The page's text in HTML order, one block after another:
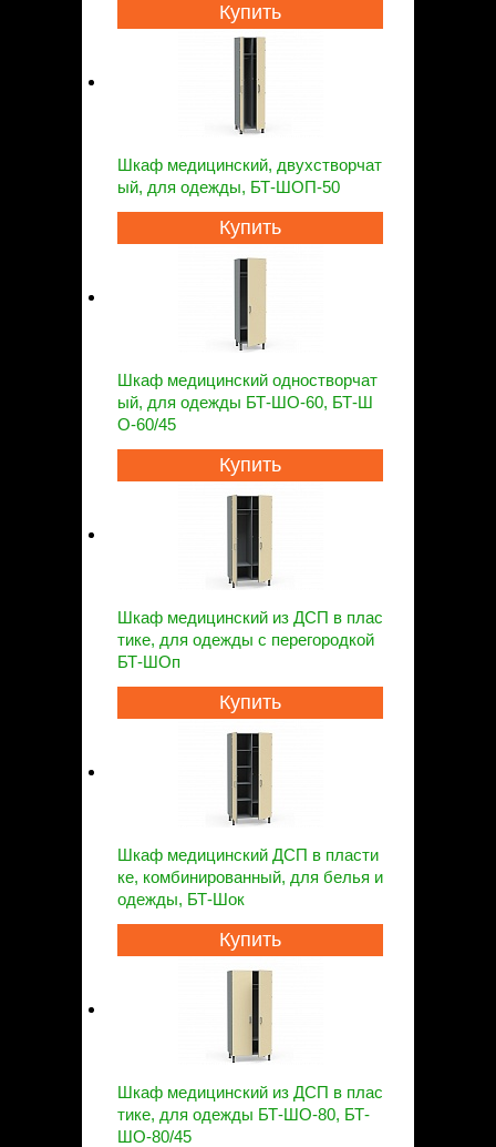
Купить
Шкаф медицинский, двухстворчат
ый, для одежды, БТ-ШОП-50
Купить
Шкаф медицинский одностворчат
ый, для одежды БТ-ШО-60, БТ-Ш
О-60/45
Купить
Шкаф медицинский из ДСП в плас
тике, для одежды с перегородкой
БТ-ШОп
Купить
Шкаф медицинский ДСП в пласти
ке, комбинированный, для белья и
одежды, БТ-Шок
Купить
Шкаф медицинский из ДСП в плас
тике, для одежды БТ-ШО-80, БТ-
ШО-80/45